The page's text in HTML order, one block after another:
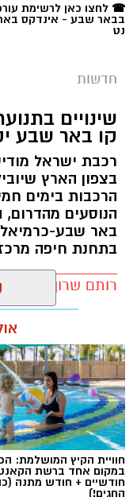
קרדיט: משטרת
המאבק בפשיעה
נמשך. במסגרת
מפכ"ל המשטרה,
המחוז הדרומי
אינטנסיבית נגד
הבלתי חוקי.
הפעילות מתמקדת
☎ לחצו כאן לרשימת
בבאר שבע - אינדקס
נט
חדשות
שינויים
קו באר שבע
רכבת ישראל
בצפון הארץ
הנוסעים
באר שבע-כרמיאל/
בתחנת חיפה
רותם שרון / 16:30 09.08.26
תגים:רכבת ישראל
חוויית הקיץ המושלמת:
במקום אחד ברשת
חודשיים + חודש מתנה
החגים!)